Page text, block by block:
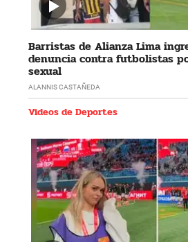
Barristas de Alianza Lima
denuncia contra futbolistas
sexual
ALANNIS CASTAÑEDA
Videos de Deportes